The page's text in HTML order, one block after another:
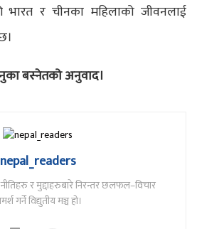
भारत र चीनका महिलाको जीवनलाई
बस्नेतको अनुवाद।
nepal_readers
र मुद्दाहरुबारे निरन्तर छलफल–विचार
गर्ने विद्युतीय मञ्च हो।